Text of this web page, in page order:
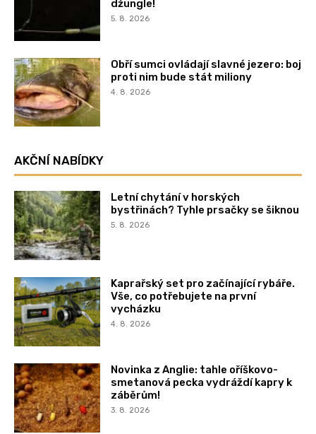
džungle!
5. 8. 2026
Obří sumci ovládají slavné jezero: boj
proti nim bude stát miliony
4. 8. 2026
AKČNÍ NABÍDKY
Letní chytání v horských
bystřinách? Tyhle prsačky se šiknou
5. 8. 2026
Kaprařský set pro začínající rybáře.
Vše, co potřebujete na první
vycházku
4. 8. 2026
Novinka z Anglie: tahle oříškovo-
smetanová pecka vydráždí kapry k
záběrům!
3. 8. 2026